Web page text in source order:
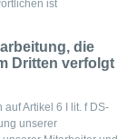
ist
die
Dritten verfolgt
Artikel 6 I lit. f DS-
unserer